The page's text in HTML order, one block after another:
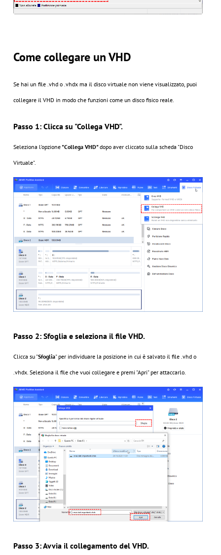
Come collegare un VHD
Se hai un file .vhd o .vhdx ma il disco virtuale non viene visualizzato, puoi
collegare il VHD in modo che funzioni come un disco fisico reale.
Passo 1: Clicca su "Collega VHD".
Seleziona l’opzione"Collega VHD"dopo aver cliccato sulla scheda "Disco
Virtuale".
Passo 2: Sfoglia e seleziona il file VHD.
Clicca su "Sfoglia" per individuare la posizione in cui è salvato il file .vhd o
.vhdx. Seleziona il file che vuoi collegare e premi "Apri" per attaccarlo.
Passo 3: Avvia il collegamento del VHD.